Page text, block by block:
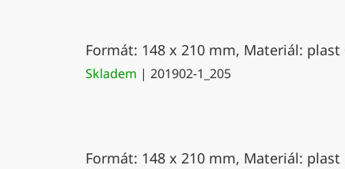
Formát: 148 x 210 mm, Materiál:
Skladem | 201902-1_205
Formát: 148 x 210 mm, Materiál: